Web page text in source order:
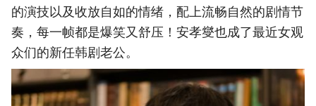
的演技以及收放自如的情绪，配上流畅自然的剧情节
奏，每一帧都是爆笑又舒压！安孝燮也成了最近女观
众们的新任韩剧老公。